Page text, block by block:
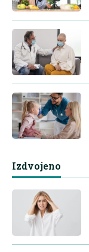
Izdvojeno